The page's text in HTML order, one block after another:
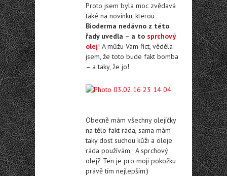
Proto jsem byla moc zvědavá
také na novinku, kterou
Bioderma nedávno z této
řady uvedla – a to sprchový
olej! A můžu Vám říct, věděla
jsem, že toto bude fakt bomba
– a taky, že jo!
Obecně mám všechny olejíčky
na tělo fakt ráda, sama mám
taky dost suchou kůži a oleje
ráda používám. A sprchový
olej? Ten je pro moji pokožku
právě tím nejlepším:)